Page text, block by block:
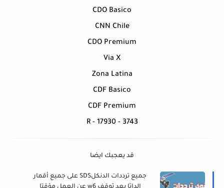
CDO Basico
CNN Chile
CDO Premium
Via X
Zona Latina
CDF Basico
CDF Premium
3743 - R - 17930
قد يعجبك ايضا
جميع ترددات الدنكلSDS على جميع أقمار